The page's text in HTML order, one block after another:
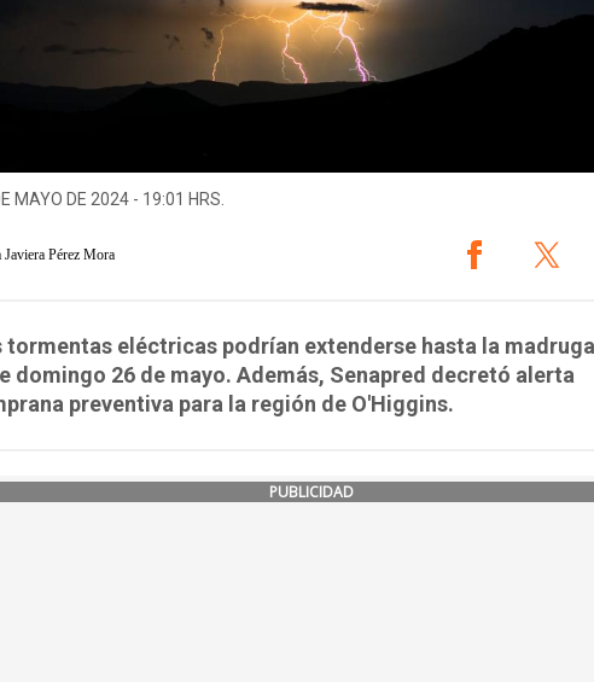
MAYO DE 2024 - 19:01 HRS.
Javiera Pérez Mora
tormentas eléctricas podrían extenderse hasta la
domingo 26 de mayo. Además, Senapred decretó alerta
preventiva para la región de O'Higgins.
PUBLICIDAD